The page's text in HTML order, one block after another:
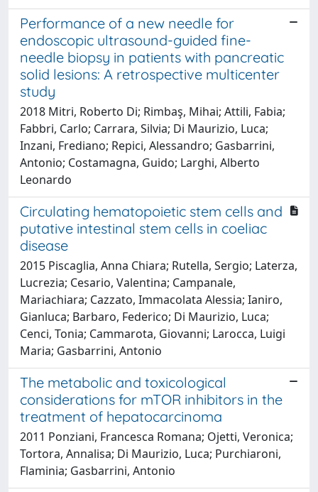
Performance of a new needle for
endoscopic ultrasound-guided fine-
needle biopsy in patients with pancreatic
solid lesions: A retrospective multicenter
study
2018 Mitri, Roberto Di; Rimbaş, Mihai; Attili, Fabia;
Fabbri, Carlo; Carrara, Silvia; Di Maurizio, Luca;
Inzani, Frediano; Repici, Alessandro; Gasbarrini,
Antonio; Costamagna, Guido; Larghi, Alberto
Leonardo
Circulating hematopoietic stem cells and
putative intestinal stem cells in coeliac
disease
2015 Piscaglia, Anna Chiara; Rutella, Sergio; Laterza,
Lucrezia; Cesario, Valentina; Campanale,
Mariachiara; Cazzato, Immacolata Alessia; Ianiro,
Gianluca; Barbaro, Federico; Di Maurizio, Luca;
Cenci, Tonia; Cammarota, Giovanni; Larocca, Luigi
Maria; Gasbarrini, Antonio
The metabolic and toxicological
considerations for mTOR inhibitors in the
treatment of hepatocarcinoma
2011 Ponziani, Francesca Romana; Ojetti, Veronica;
Tortora, Annalisa; Di Maurizio, Luca; Purchiaroni,
Flaminia; Gasbarrini, Antonio